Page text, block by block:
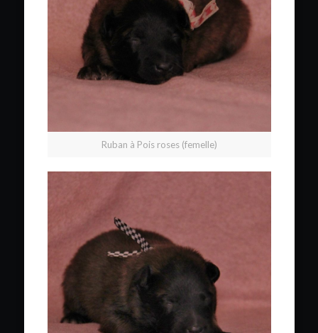
Ruban à Pois roses (femelle)